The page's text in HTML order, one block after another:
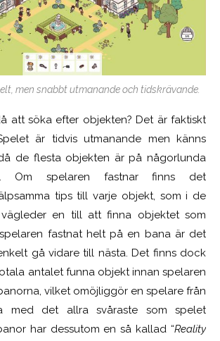
men snabbt utmanande och tidskrävande.
att söka efter objekten? Det är faktiskt
är tidvis utmanande men känns
de flesta objekten är på någorlunda
Om spelaren fastnar finns det
tips till varje objekt, som i de
en till att finna objektet som
fastnat helt på en bana är det
gå vidare till nästa. Det finns dock
antalet funna objekt innan spelaren
vilket omöjliggör en spelare från
med det allra svåraste som spelet
har dessutom en så kallad “Reality